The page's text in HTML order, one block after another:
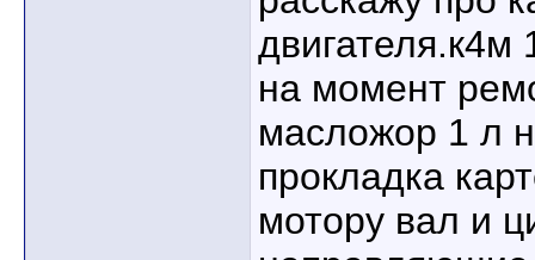
двигателя.к4м
на момент
масложор 1 л
прокладка
мотору вал и